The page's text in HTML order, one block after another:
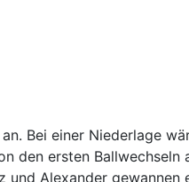
Bei einer Niederlage
den ersten
Alexander